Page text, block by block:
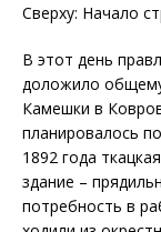
Сверху: Начало
В этот день
доложило
Камешки в
планировалось
1892 года
здание –
потребность в